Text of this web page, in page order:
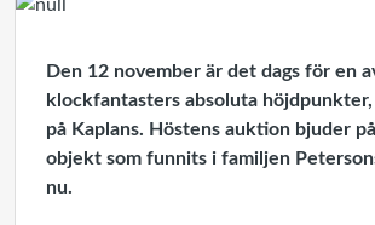
Den 12 november är det dags för en
klockfantasters absoluta
på Kaplans. Höstens auktion bjuder
objekt som funnits i familjen
nu.